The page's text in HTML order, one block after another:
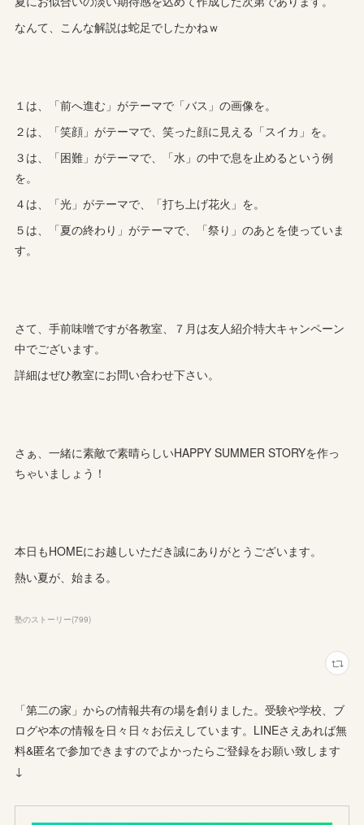
なんて、こんな解説は蛇足でしたかねｗ
１は、「前へ進む」がテーマで「バス」の画像を。
２は、「笑顔」がテーマで、笑った顔に見える「スイカ」を。
３は、「困難」がテーマで、「水」の中で息を止めるという例
を。
４は、「光」がテーマで、「打ち上げ花火」を。
５は、「夏の終わり」がテーマで、「祭り」のあとを使っていま
す。
さて、手前味噌ですが各教室、７月は友人紹介特大キャンペーン
中でございます。
詳細はぜひ教室にお問い合わせ下さい。
さぁ、一緒に素敵で素晴らしいHAPPY SUMMER STORYを作っ
ちゃいましょう！
本日もHOMEにお越しいただき誠にありがとうございます。
熱い夏が、始まる。
塾のストーリー(799)
「第二の家」からの情報共有の場を創りました。受験や学校、ブ
ログや本の情報を日々日々お伝えしています。LINEさえあれば無
料&匿名で参加できますのでよかったらご登録をお願い致します
↓